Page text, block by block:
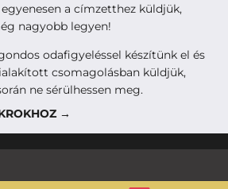
a címzetthez küldjük,
nagyobb legyen!
odafigyeléssel készítünk el és
csomagolásban küldjük,
ne sérülhessen meg.
→